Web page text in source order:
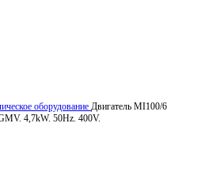
оборудование Двигатель MI100/6
4,7kW. 50Hz. 400V.